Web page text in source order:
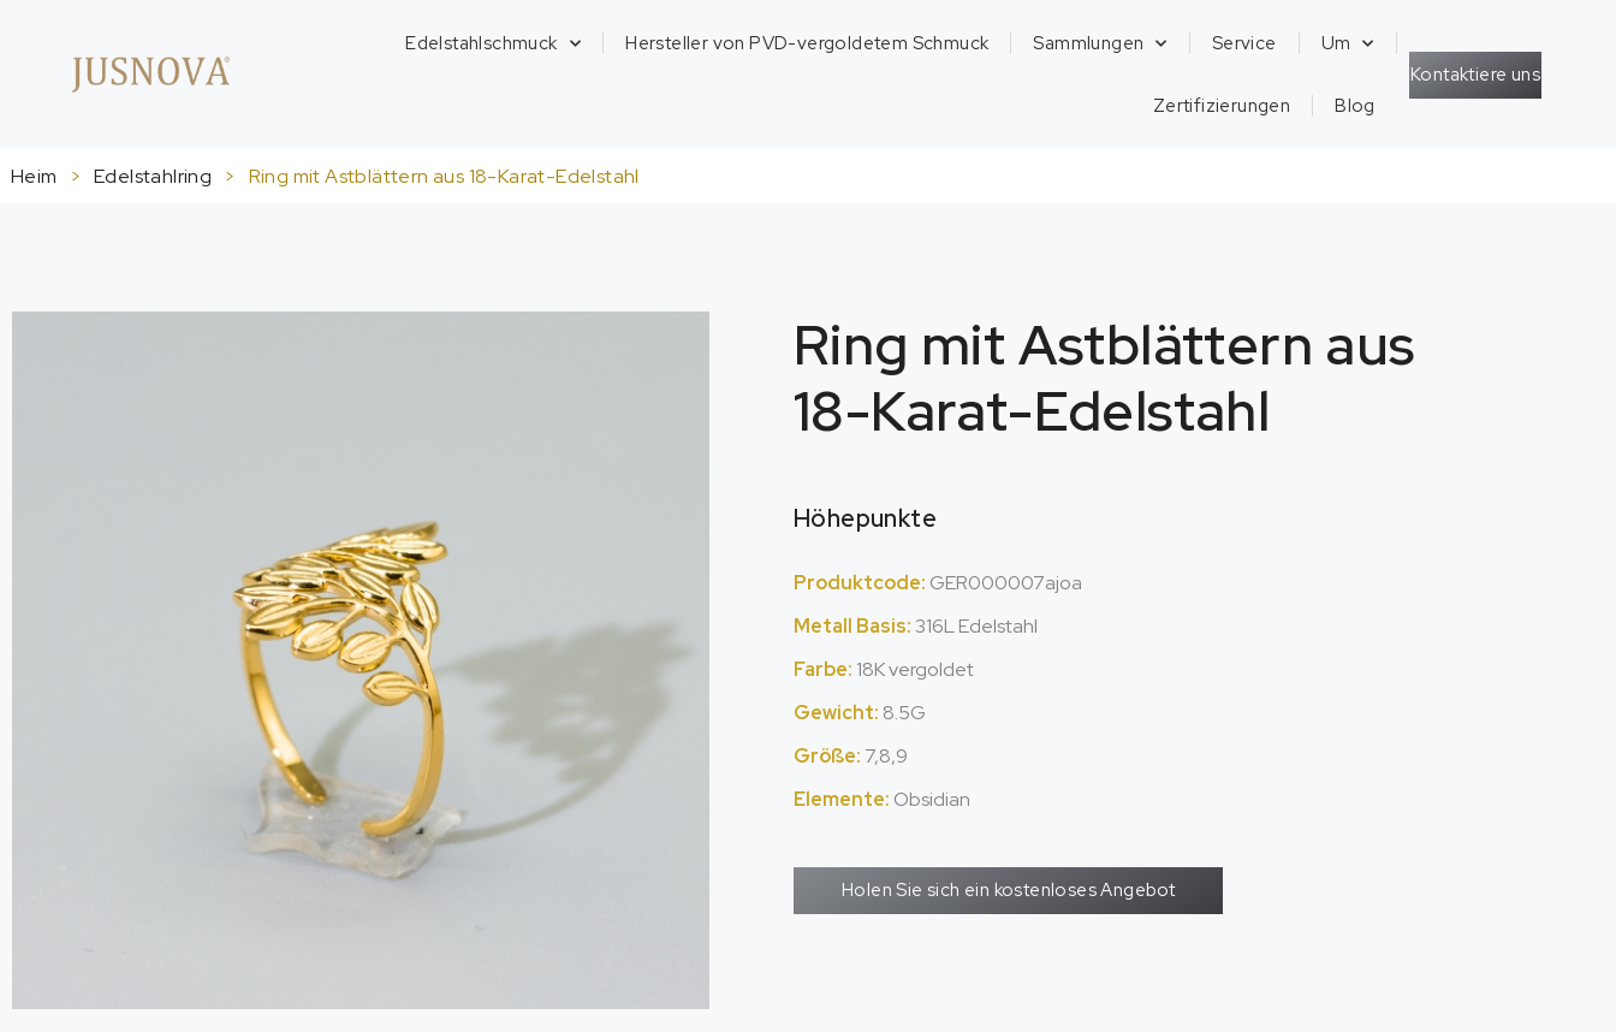
Edelstahlschmuck Hersteller von PVD-vergoldetem Schmuck Sammlungen Service Um
Zertifizierungen Blog
Kontaktiere uns
Heim > Edelstahlring > Ring mit Astblättern aus 18-Karat-Edelstahl
Ring mit Astblättern aus
18-Karat-Edelstahl
Höhepunkte
Produktcode: GER000007ajoa
Metall Basis: 316L Edelstahl
Farbe: 18K vergoldet
Gewicht: 8.5G
Größe: 7,8,9
Elemente: Obsidian
Holen Sie sich ein kostenloses Angebot